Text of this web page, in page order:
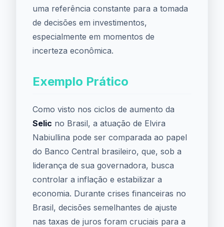
uma referência constante para a tomada
de decisões em investimentos,
especialmente em momentos de
incerteza econômica.
Exemplo Prático
Como visto nos ciclos de aumento da
Selic no Brasil, a atuação de Elvira
Nabiullina pode ser comparada ao papel
do Banco Central brasileiro, que, sob a
liderança de sua governadora, busca
controlar a inflação e estabilizar a
economia. Durante crises financeiras no
Brasil, decisões semelhantes de ajuste
nas taxas de juros foram cruciais para a